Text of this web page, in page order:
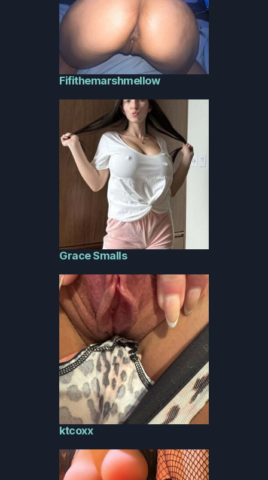
Fifithemarshmellow
Grace Smalls
ktcoxx